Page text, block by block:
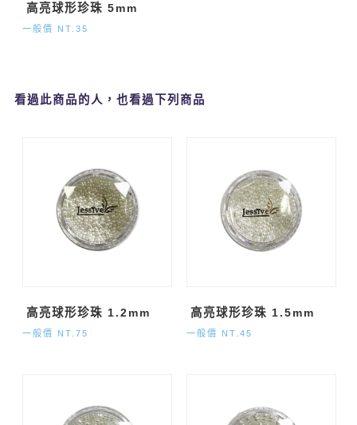
高亮球形珍珠 5mm
一般價 NT.35
看過此商品的人，也看過下列商品
高亮球形珍珠 1.2mm
一般價 NT.75
高亮球形珍珠 1.5mm
一般價 NT.45